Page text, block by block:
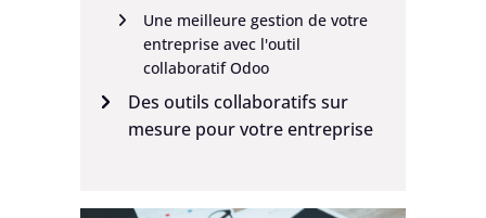
Une meilleure gestion de votre
entreprise avec l'outil
collaboratif Odoo
Des outils collaboratifs sur
mesure pour votre entreprise